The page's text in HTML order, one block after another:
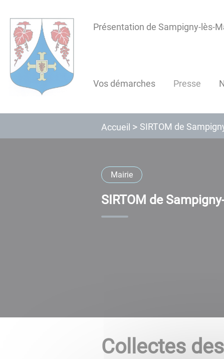
d'accès
rapide
menu
d'accès
rapide
contenu
principal
d'accès
rapide
recherche
d'accès
rapide
pied
page
Présentation de Sampigny-lès-
Vos démarches Presse
Accueil SIRTOM de
Mairie
SIRTOM de
Collectes